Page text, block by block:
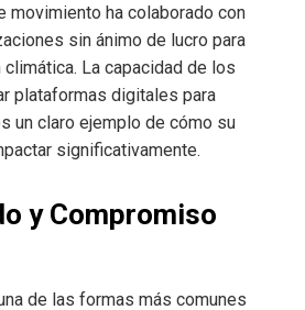
movimiento ha colaborado con
sin ánimo de lucro para
La capacidad de los
plataformas digitales para
un claro ejemplo de cómo su
significativamente.
y Compromiso
de las formas más comunes